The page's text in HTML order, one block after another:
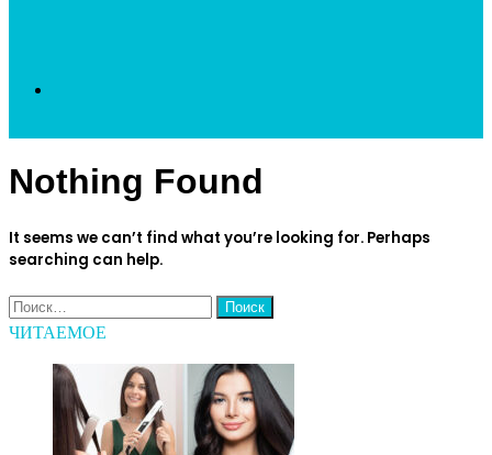
for
Nothing Found
It seems we can’t find what you’re looking for. Perhaps
searching can help.
Найти:
ЧИТАЕМОЕ